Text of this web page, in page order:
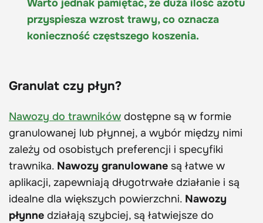
Warto jednak pamiętać, że duża ilość azotu
przyspiesza wzrost trawy, co oznacza
konieczność częstszego koszenia.
Granulat czy płyn?
Nawozy do trawników dostępne są w formie
granulowanej lub płynnej, a wybór między nimi
zależy od osobistych preferencji i specyfiki
trawnika. Nawozy granulowane są łatwe w
aplikacji, zapewniają długotrwałe działanie i są
idealne dla większych powierzchni. Nawozy
płynne działają szybciej, są łatwiejsze do